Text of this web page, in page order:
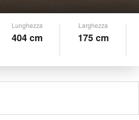
Lunghezza
404 cm
Larghezza
175 cm